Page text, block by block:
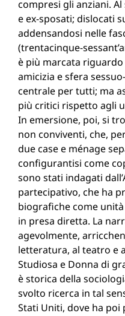
compresi gli anziani.
e ex-sposati; dislocati
addensandosi nelle
(trentacinque-
è più marcata
amicizia e sfera
centrale per tutti; ma
più critici rispetto agli
In emersione, poi, si
non conviventi, che,
due case e ménage
configurantisi come
sono stati indagati
partecipativo, che ha
biografiche come unità
in presa diretta. La
agevolmente,
letteratura, al teatro e
Studiosa e Donna di
è storica della
svolto ricerca in tal
Stati Uniti, dove ha